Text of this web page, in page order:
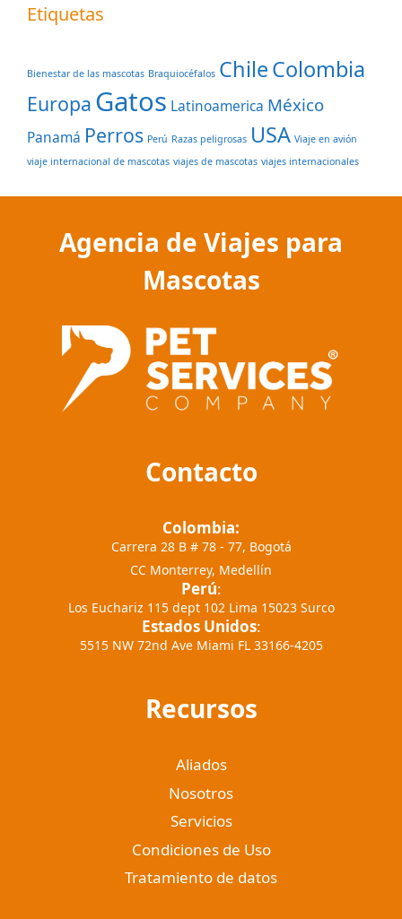
Etiquetas
Bienestar de las mascotas Braquiocéfalos ChileColombia
Europa Gatos Latinoamerica México
Panamá Perros Perú Razas peligrosas USA Viaje en avión
viaje internacional de mascotas viajes de mascotas viajes internacionales
Agencia de Viajes para
Mascotas
Contacto
Colombia:
Carrera 28 B # 78 - 77, Bogotá
CC Monterrey, Medellín
Perú:
Los Euchariz 115 dept 102 Lima 15023 Surco
Estados Unidos:
5515 NW 72nd Ave Miami FL 33166-4205
Recursos
Aliados
Nosotros
Servicios
Condiciones de Uso
Tratamiento de datos